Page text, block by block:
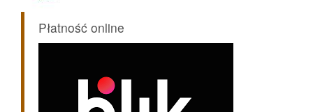
Płatność online